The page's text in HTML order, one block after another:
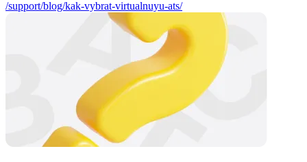
/support/blog/kak-vybrat-virtualnuyu-ats/